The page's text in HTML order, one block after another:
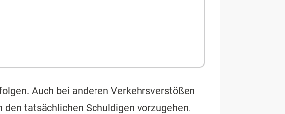
Auch bei anderen Verkehrsverstößen
den tatsächlichen Schuldigen vorzugehen.